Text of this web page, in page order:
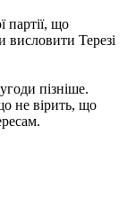
партії, що
висловити Терезі
пізніше.
не вірить, що